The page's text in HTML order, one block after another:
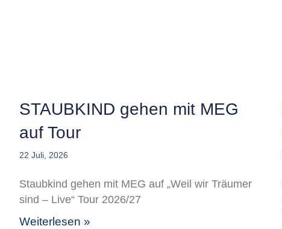
STAUBKIND gehen mit MEG
auf Tour
22 Juli, 2026
Staubkind gehen mit MEG auf „Weil wir Träumer
sind – Live“ Tour 2026/27
Weiterlesen »